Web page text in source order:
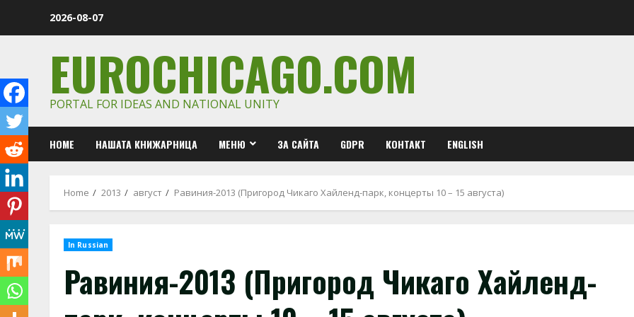
2026-08-07
EUROCHICAGO.COM
PORTAL FOR IDEAS AND NATIONAL UNITY
HOME НАШАТА КНИЖАРНИЦА МЕНЮ ЗА САЙТА GDPR КОНТАКТ ENGLISH
Home 2013 август Равиния-2013 (Пригород Чикаго Хайленд-парк, концерты 10 – 15 августа)
In Russian
Равиния-2013 (Пригород Чикаго Хайленд-